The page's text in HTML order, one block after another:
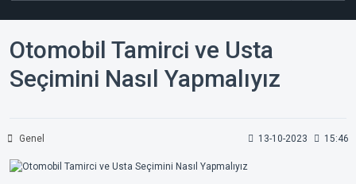
Otomobil Tamirci ve Usta
Seçimini Nasıl Yapmalıyız
Genel 13-10-2023 15:46